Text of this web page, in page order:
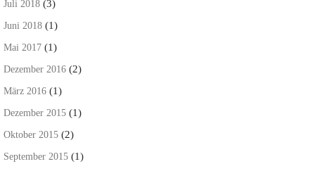
Juli 2018 (3)
Juni 2018 (1)
Mai 2017 (1)
Dezember 2016 (2)
März 2016 (1)
Dezember 2015 (1)
Oktober 2015 (2)
September 2015 (1)